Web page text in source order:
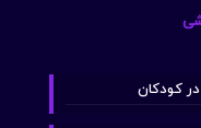
کودکان